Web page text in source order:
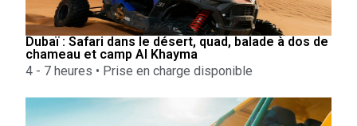
Dubaï : Safari dans le désert, quad, balade à dos de
chameau et camp Al Khayma
4 - 7 heures • Prise en charge disponible